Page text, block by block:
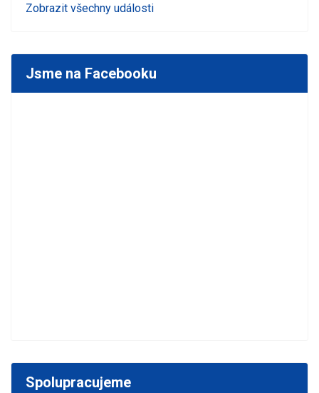
Zobrazit všechny události
Jsme na Facebooku
Spolupracujeme